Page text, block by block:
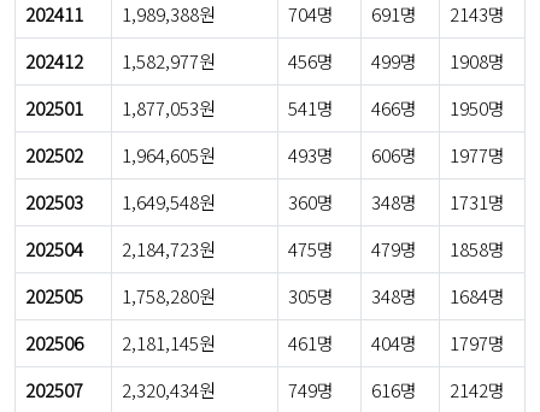
202411
1,989,388원 704명 691명
2143명
202412
1,582,977원 456명 499명
1908명
202501
1,877,053원 541명 466명
1950명
202502
1,964,605원 493명 606명
1977명
202503
1,649,548원 360명 348명
1731명
202504
2,184,723원 475명 479명
1858명
202505
1,758,280원 305명 348명
1684명
202506
2,181,145원 461명 404명
1797명
202507
2,320,434원 749명 616명
2142명